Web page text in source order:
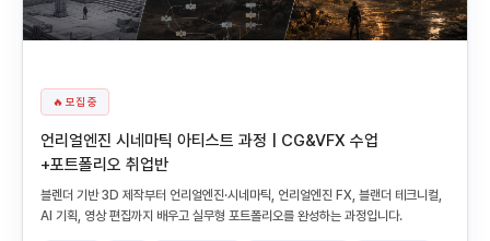
🔥 모집 중
언리얼엔진 시네마틱 아티스트 과정 | CG&VFX 수업
+포트폴리오 취업반
블렌더 기반 3D 제작부터 언리얼엔진·시네마틱, 언리얼엔진 FX, 블랜더 테크니컬,
AI 기획, 영상 편집까지 배우고 실무형 포트폴리오를 완성하는 과정입니다.